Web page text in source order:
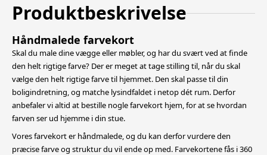
Produktbeskrivelse
Håndmalede farvekort
Skal du male dine vægge eller møbler, og har du svært ved at finde
den helt rigtige farve? Der er meget at tage stilling til, når du skal
vælge den helt rigtige farve til hjemmet. Den skal passe til din
boligindretning,og matche lysindfaldet i netop dét rum. Derfor
anbefaler vi altid at bestille nogle farvekort hjem, for at se hvordan
farven ser ud hjemme i din stue.
Vores farvekort er håndmalede, og du kan derfor vurdere den
præcise farve og struktur du vil ende op med. Farvekortene fås i 360